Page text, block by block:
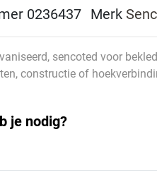
0236437 Merk
sencoted voor
constructie of
je nodig?